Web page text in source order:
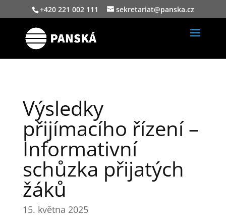
+420 221 002 111 sekretariat@panska.cz
Výsledky
přijímacího řízení –
Informativní
schůzka přijatých
žáků
15. května 2025